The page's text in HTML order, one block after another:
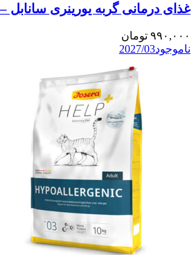
غذای درمانی گربه یورینری سانابل – Sanabelle Urinary
۹۹۰,۰۰۰ تومان
ناموجود2027/03